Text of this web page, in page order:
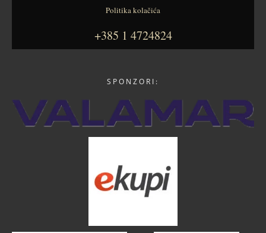
Politika kolačića
+385 1 4724824
SPONZORI: